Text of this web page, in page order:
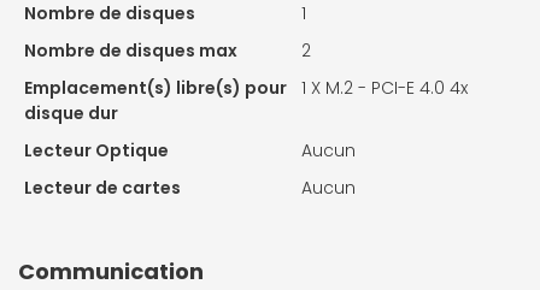
Nombre de disques
1
Nombre de disques max
2
Emplacement(s) libre(s) pour
disque dur
1 X M.2 - PCI-E 4.0 4x
Lecteur Optique
Aucun
Lecteur de cartes
Aucun
Communication